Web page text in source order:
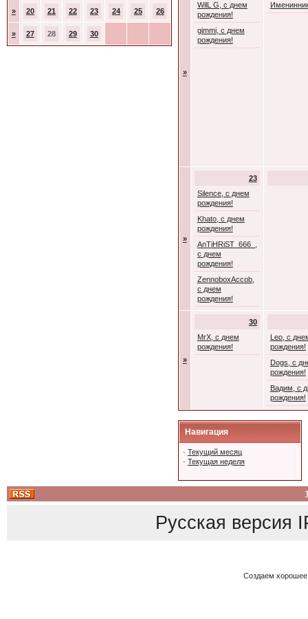
» 20 21 22 23 24 25 26
» 27 28 29 30
»
WilL G, с днем
рождения!
gimmi, с днем
рождения!
»
23
Silence, с днем
рождения!
Khato, с днем
рождения!
AnTiHRiST_666_,
с днем
рождения!
ZennoboxAccob,
с днем
рождения!
»
30
MrX, с днем
рождения!
Leo, с
рождения!
Dogs, с
рождения!
Вадим, с
рождения!
Навигация
· Текущий месяц
· Текущая неделя
Русская версия
Создаем